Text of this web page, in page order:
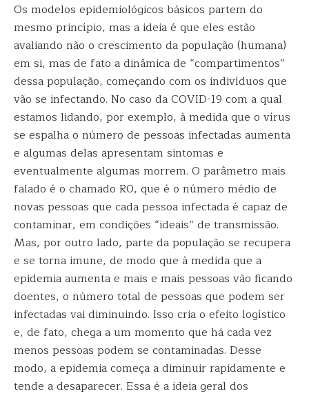
Os modelos epidemiológicos básicos partem do
mesmo princípio, mas a ideia é que eles estão
avaliando não o crescimento da população (humana)
em si, mas de fato a dinâmica de “compartimentos”
dessa população, começando com os indivíduos que
vão se infectando. No caso da COVID-19 com a qual
estamos lidando, por exemplo, à medida que o vírus
se espalha o número de pessoas infectadas aumenta
e algumas delas apresentam sintomas e
eventualmente algumas morrem. O parâmetro mais
falado é o chamado R0, que é o número médio de
novas pessoas que cada pessoa infectada é capaz de
contaminar, em condições “ideais” de transmissão.
Mas, por outro lado, parte da população se recupera
e se torna imune, de modo que à medida que a
epidemia aumenta e mais e mais pessoas vão ficando
doentes, o número total de pessoas que podem ser
infectadas vai diminuindo. Isso cria o efeito logístico
e, de fato, chega a um momento que há cada vez
menos pessoas podem se contaminadas. Desse
modo, a epidemia começa a diminuir rapidamente e
tende a desaparecer. Essa é a ideia geral dos